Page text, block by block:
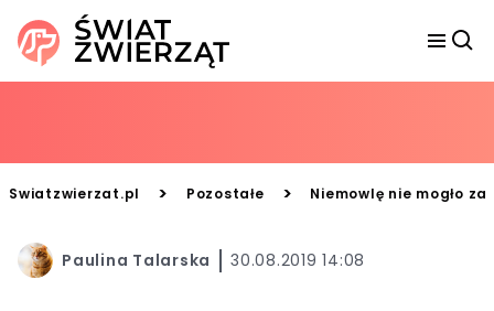
Swiatzwierzat.pl > Pozostałe > Niemowlę nie mogło
Paulina Talarska 30.08.2019 14:08